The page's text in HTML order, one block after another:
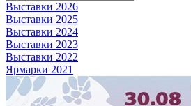
Выставки 2026
Выставки 2025
Выставки 2024
Выставки 2023
Выставки 2022
Ярмарки 2021